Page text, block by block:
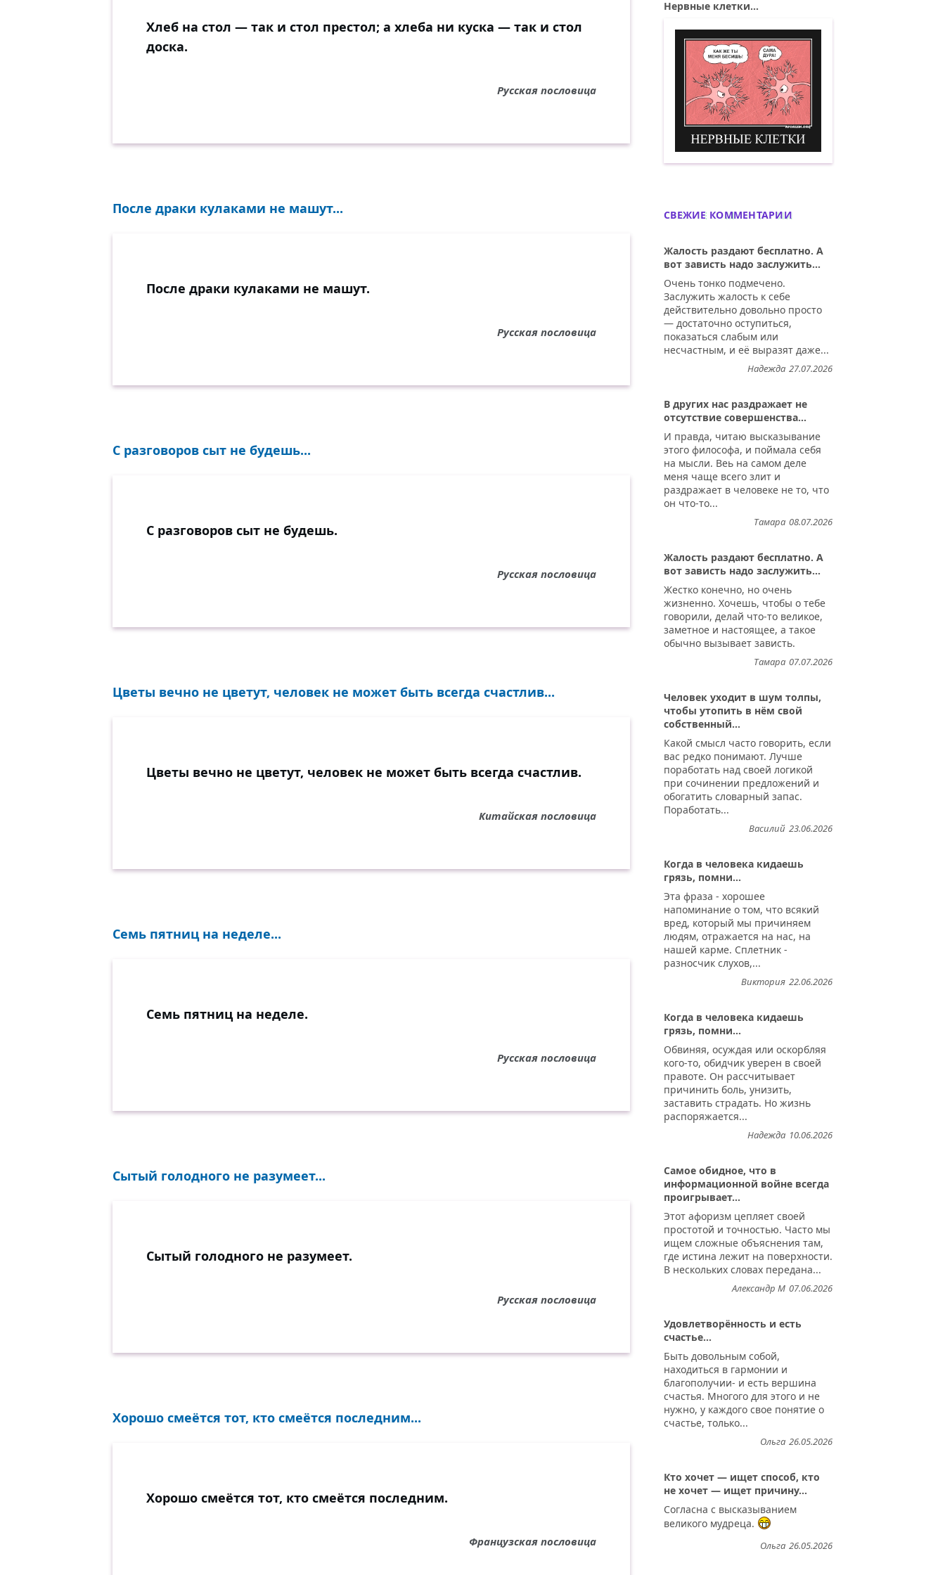
Хлеб на стол — так и стол престол; а хлеба ни куска — так и стол
доска.
Русская пословица
После драки кулаками не машут...
После драки кулаками не машут.
Русская пословица
С разговоров сыт не будешь...
С разговоров сыт не будешь.
Русская пословица
Цветы вечно не цветут, человек не может быть всегда счастлив...
Цветы вечно не цветут, человек не может быть всегда счастлив.
Китайская пословица
Семь пятниц на неделе...
Семь пятниц на неделе.
Русская пословица
Сытый голодного не разумеет...
Сытый голодного не разумеет.
Русская пословица
Хорошо смеётся тот, кто смеётся последним...
Хорошо смеётся тот, кто смеётся последним.
Французская пословица
Нервные клетки...
Нервные клетки. Демотиватор
СВЕЖИЕ КОММЕНТАРИИ
Жалость раздают бесплатно. А
вот зависть надо заслужить...
Очень тонко подмечено.
Заслужить жалость к себе
действительно довольно просто
— достаточно оступиться,
показаться слабым или
несчастным, и её выразят даже...
27.07.2026
Надежда
В других нас раздражает не
отсутствие совершенства...
И правда, читаю высказывание
этого философа, и поймала себя
на мысли. Веь на самом деле
меня чаще всего злит и
раздражает в человеке не то, что
он что-то...
08.07.2026
Тамара
Жалость раздают бесплатно. А
вот зависть надо заслужить...
Жестко конечно, но очень
жизненно. Хочешь, чтобы о тебе
говорили, делай что-то великое,
заметное и настоящее, а такое
обычно вызывает зависть.
07.07.2026
Тамара
Человек уходит в шум толпы,
чтобы утопить в нём свой
собственный...
Какой смысл часто говорить, если
вас редко понимают. Лучше
поработать над своей логикой
при сочинении предложений и
обогатить словарный запас.
Поработать...
23.06.2026
Василий
Когда в человека кидаешь
грязь, помни...
Эта фраза - хорошее
напоминание о том, что всякий
вред, который мы причиняем
людям, отражается на нас, на
нашей карме. Сплетник -
разносчик слухов,...
22.06.2026
Виктория
Когда в человека кидаешь
грязь, помни...
Обвиняя, осуждая или оскорбляя
кого-то, обидчик уверен в своей
правоте. Он рассчитывает
причинить боль, унизить,
заставить страдать. Но жизнь
распоряжается...
10.06.2026
Надежда
Самое обидное, что в
информационной войне всегда
проигрывает...
Этот афоризм цепляет своей
простотой и точностью. Часто мы
ищем сложные объяснения там,
где истина лежит на поверхности.
В нескольких словах передана...
07.06.2026
Александр М
Удовлетворённость и есть
счастье...
Быть довольным собой,
находиться в гармонии и
благополучии- и есть вершина
счастья. Многого для этого и не
нужно, у каждого свое понятие о
счастье, только...
26.05.2026
Ольга
Кто хочет — ищет способ, кто
не хочет — ищет причину...
Согласна с высказыванием
великого мудреца.
26.05.2026
Ольга